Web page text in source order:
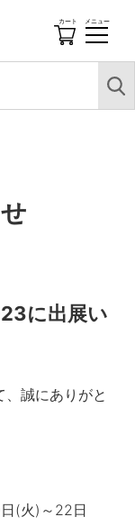
カート メニュー
開
る
に出展い
誠にありがと
(火)～22日